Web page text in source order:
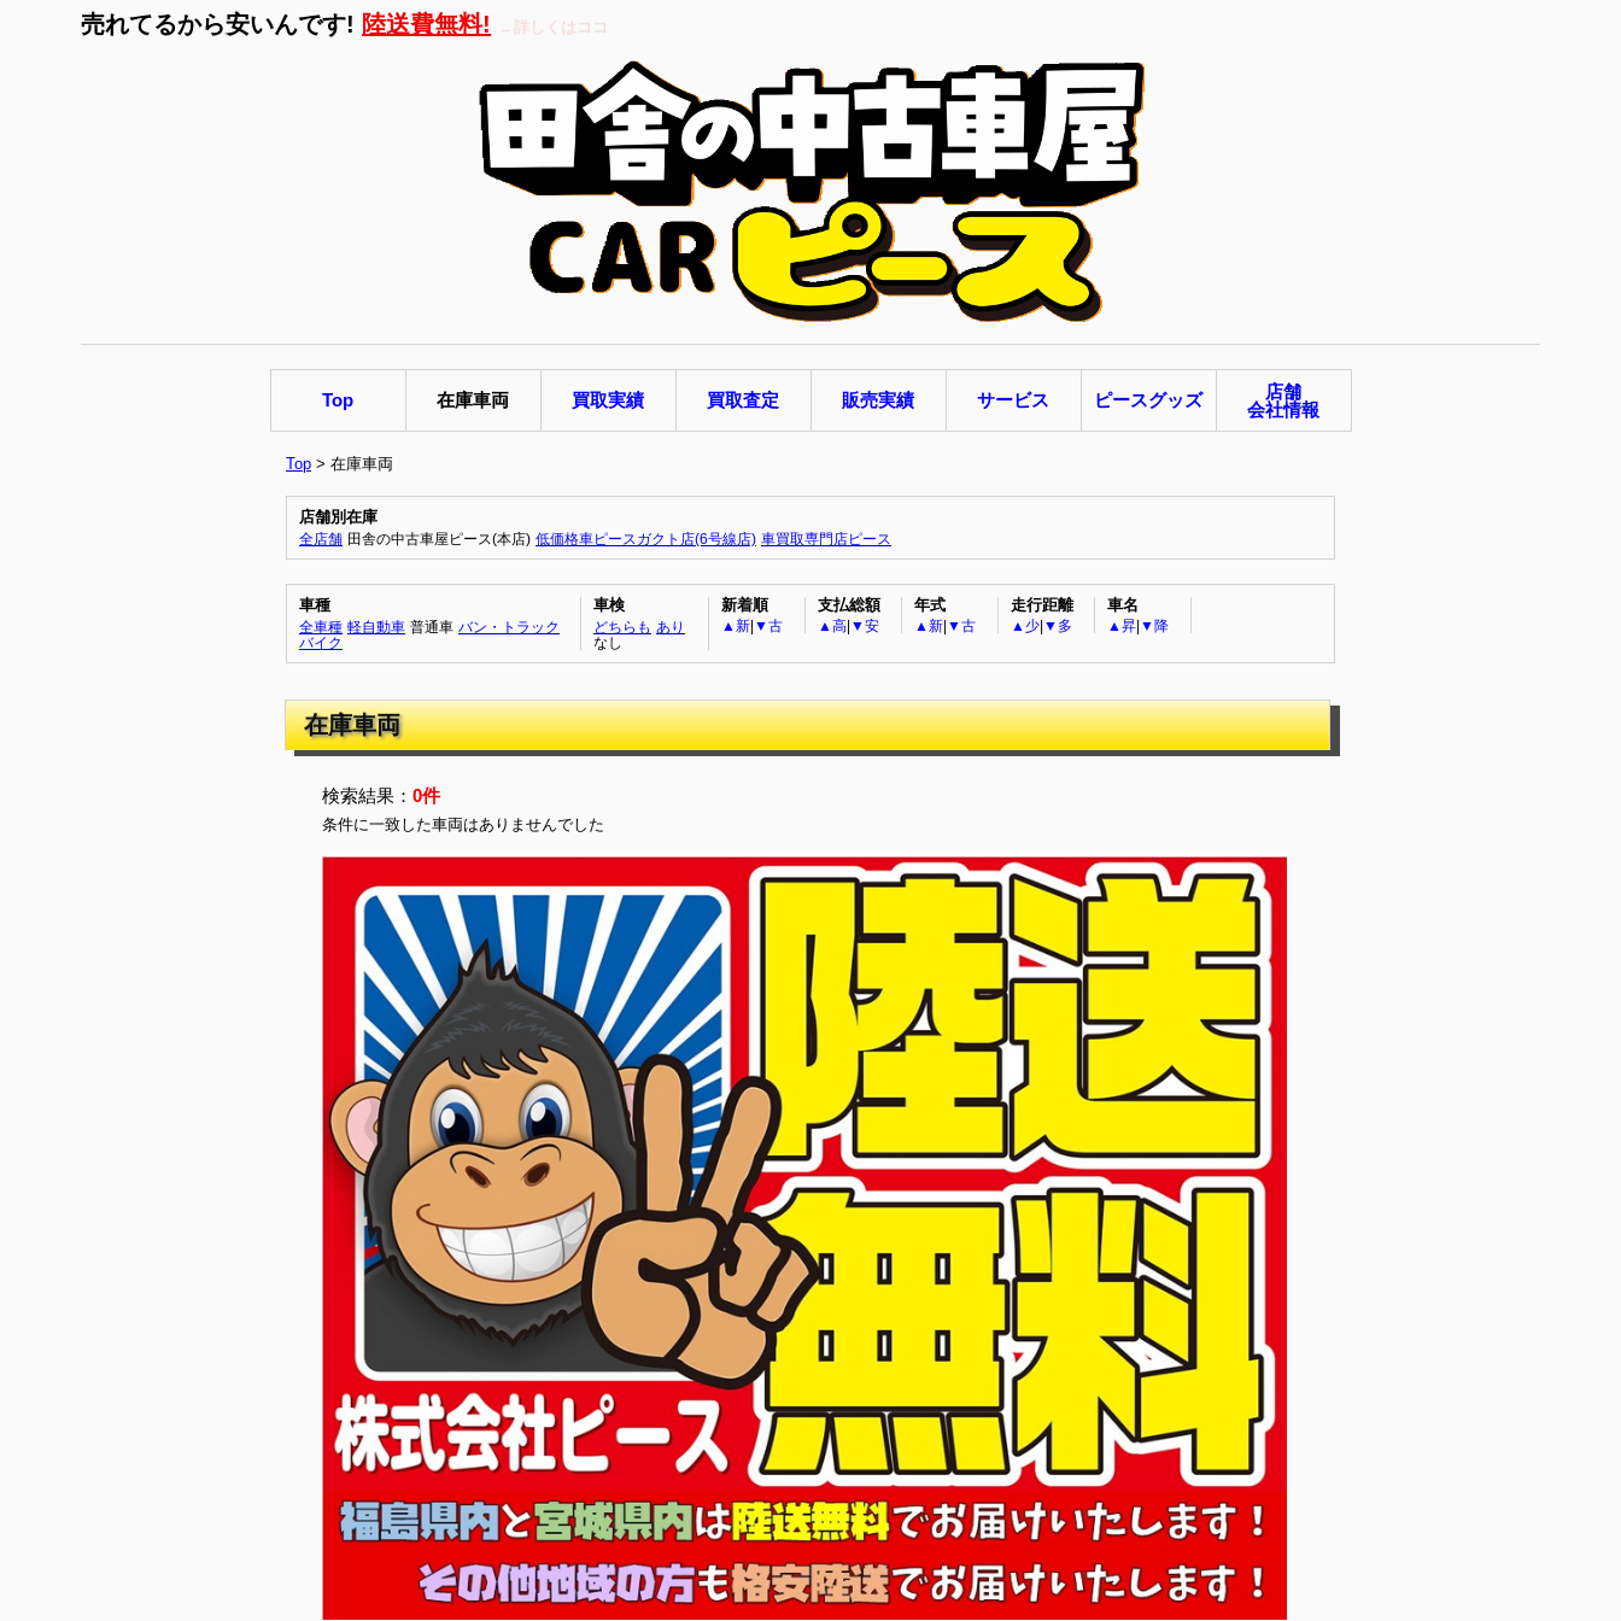
売れてるから安いんです! 陸送費無料! ←詳しくはココ
Top 在庫車両 買取実績 買取査定 販売実績 サービス ピースグッズ
店舗
会社情報
Top > 在庫車両
店舗別在庫
全店舗 田舎の中古車屋ピース(本店) 低価格車ピースガクト店(6号線店) 車買取専門店ピース
車種
全車種 軽自動車 普通車 バン・トラック
バイク
車検
どちらも あり
なし
新着順
▲新 ▼古
支払総額
▲高 ▼安
年式
▲新 ▼古
走行距離
▲少 ▼多
車名
▲昇 ▼降
在庫車両
検索結果： 0件
条件に一致した車両はありませんでした